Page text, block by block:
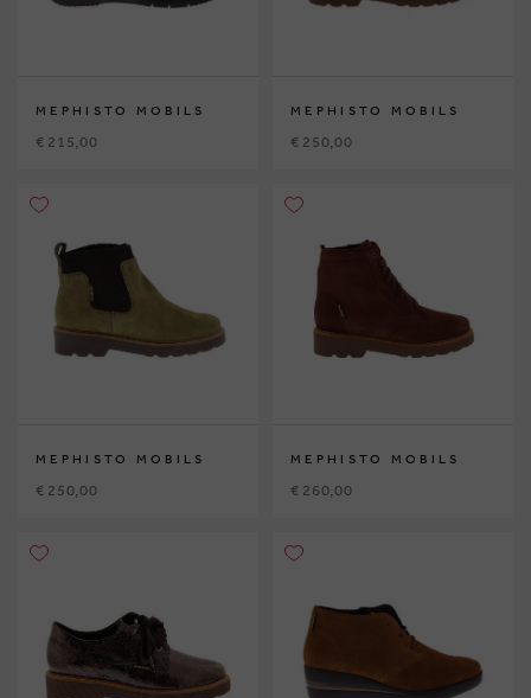
MEPHISTO MOBILS
€ 215,00
MEPHISTO MOBILS
€ 250,00
MEPHISTO MOBILS
€ 250,00
MEPHISTO MOBILS
€ 260,00